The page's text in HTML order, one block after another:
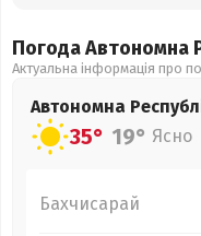
Погода Автономна
Актуальна інформація про
Автономна
35° 19° Ясно
Бахчисарай